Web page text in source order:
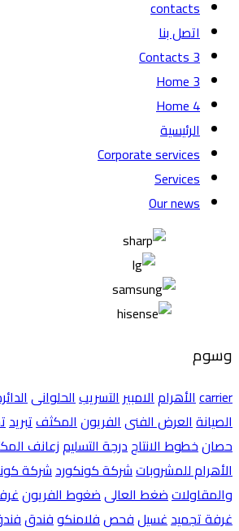
contacts
اتصل بنا
Contacts 3
Home 3
Home 4
الرئيسية
Corporate services
Services
Our news
وسوم
carrierالأهرامالامبيرالتسريبالحلوانى
الصيانةالعرض الفنىالفريونالمكثفتبريد
حصانخطوط الانتاجدرجة التسليمزعانف
الأهرام للمشروباتشركة كونكوردشركة
والمقاولاتضغط العالىضغوط الفريون
غرفة تجميدغسيلفحصفلامنكوفندق